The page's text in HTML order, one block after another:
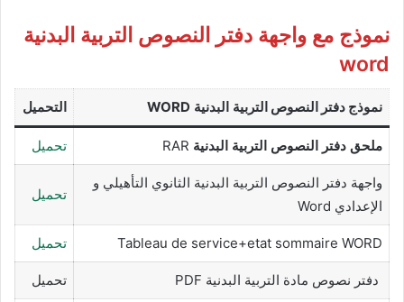
نموذج مع واجهة دفتر النصوص التربية البدنية
word
نموذج دفتر النصوص التربية البدنية WORD التحميل
ملحق دفتر النصوص التربية البدنية تحميل
واجهة دفتر النصوص التربية البدنية الثانوي التأهيلي و
الإعدادي Word
تحميل
Tableau de service+etat sommaire WORD تحميل
دفتر نصوص مادة التربية البدنية PDF تحميل